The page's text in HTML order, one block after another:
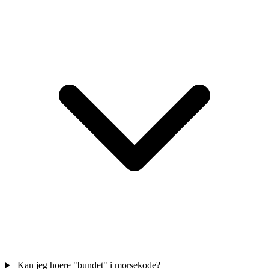
Kan jeg hoere "bundet" i morsekode?